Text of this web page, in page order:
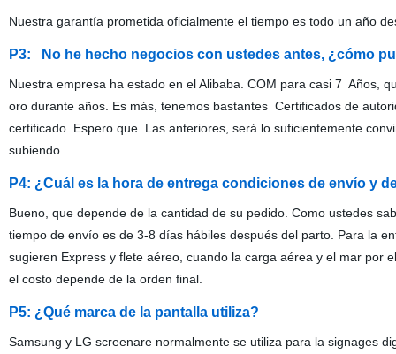
Nuestra garantía prometida oficialmente el tiempo es todo un año
P3: No he hecho negocios con ustedes antes, ¿cómo
Nuestra empresa ha estado en el Alibaba. COM para casi 7 Años,
oro durante años. Es más, tenemos bastantes Certificados de
certificado. Espero que Las anteriores, será lo suficientemente
subiendo.
P4: ¿Cuál es la hora de entrega condiciones de envío y
Bueno, que depende de la cantidad de su pedido. Como ustedes
tiempo de envío es de 3-8 días hábiles después del parto. Para la
sugieren Express y flete aéreo, cuando la carga aérea y el mar por
el costo depende de la orden final.
P5: ¿Qué marca de la pantalla utiliza?
Samsung y LG screenare normalmente se utiliza para la signages